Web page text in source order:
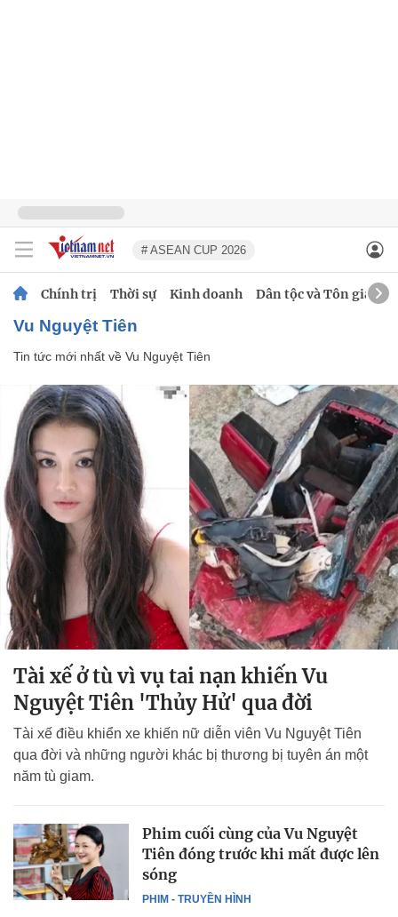
# ASEAN CUP 2026
Chính trị Thời sự Kinh doanh Dân tộc và Tôn giáo
Vu Nguyệt Tiên
Tin tức mới nhất về Vu Nguyệt Tiên
Tài xế ở tù vì vụ tai nạn khiến Vu
Nguyệt Tiên 'Thủy Hử' qua đời
Tài xế điều khiển xe khiến nữ diễn viên Vu Nguyệt Tiên
qua đời và những người khác bị thương bị tuyên án một
năm tù giam.
PHIM - TRUYỀN HÌNH
Phim cuối cùng của Vu Nguyệt
Tiên đóng trước khi mất được lên
sóng